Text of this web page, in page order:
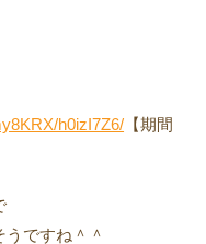
h0izI7Z6/ 【期間
ですね＾＾